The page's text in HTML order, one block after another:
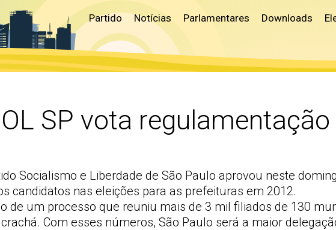
Partido Notícias Parlamentares Downloads
SP vota
Socialismo e Liberdade de São Paulo aprovou neste
candidatos nas eleições para as prefeituras em 2012.
de um processo que reuniu mais de 3 mil filiados de 130
Com esses números, São Paulo será a maior